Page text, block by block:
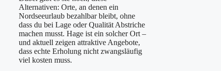
Alternativen: Orte, an denen ein
Nordseeurlaub bezahlbar bleibt, ohne
dass du bei Lage oder Qualität Abstriche
machen musst. Hage ist ein solcher Ort –
und aktuell zeigen attraktive Angebote,
dass echte Erholung nicht zwangsläufig
viel kosten muss.